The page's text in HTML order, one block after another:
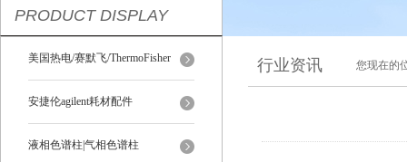
PRODUCT DISPLAY
美国热电/赛默飞/ThermoFisher
安捷伦agilent耗材配件
液相色谱柱|气相色谱柱
行业资讯 您现在的